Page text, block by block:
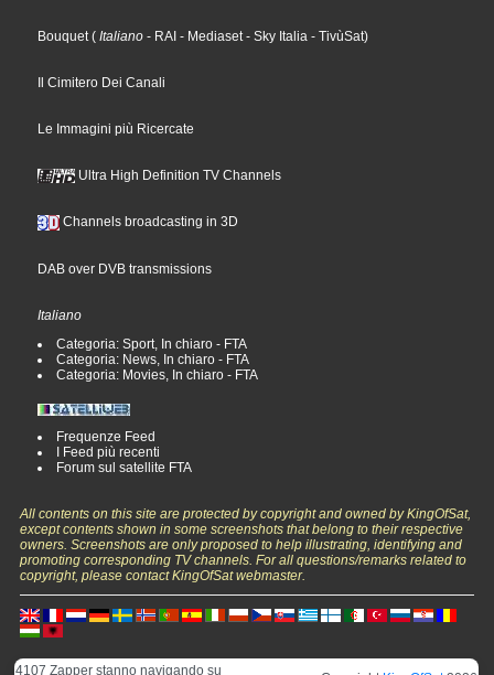
Bouquet( Italiano - RAI - Mediaset- Sky Italia - TivùSat)
Il Cimitero Dei Canali
Le Immagini più Ricercate
Ultra High Definition TV Channels
Channels broadcasting in 3D
DAB over DVB transmissions
Italiano
Categoria: Sport, In chiaro - FTA
Categoria: News, In chiaro - FTA
Categoria: Movies, In chiaro - FTA
Frequenze Feed
I Feed più recenti
Forum sul satellite FTA
All contents on this site are protected by copyright and owned by KingOfSat,
except contents shown in some screenshots that belong to their respective
owners. Screenshots are only proposed to help illustrating, identifying and
promoting corresponding TV channels. For all questions/remarks related to
copyright, please contact KingOfSat webmaster.
4107 Zapper stanno navigando su